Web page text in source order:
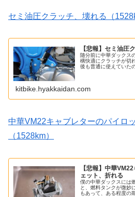
セミ油圧クラッチ、壊れる（
【悲報】セミ油圧
随分前に中華ダックス
構快適にクラッチが切
後も普通に使えていた
kitbike.hyakkaidan.com
中華VM22キャブレターのパイロ
（1528km）
【悲報】中華
ェット、折れる
僕の中華ダックスには
と、燃料タンクが微妙
もあって、ある程度の